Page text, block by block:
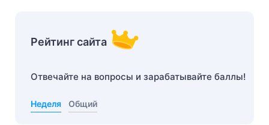
Рейтинг сайта
Отвечайте на вопросы и зарабатывайте баллы!
Неделя Общий